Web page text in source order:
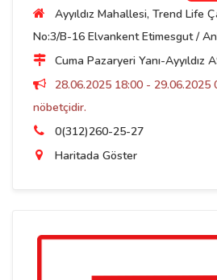
Ayyıldız Mahallesi, Trend Life
No:3/B-16 Elvankent Etimesgut /
Cuma Pazaryeri Yanı-Ayyıldız
28.06.2025 18:00 - 29.06.2025
nöbetçidir.
0(312)260-25-27
Haritada Göster